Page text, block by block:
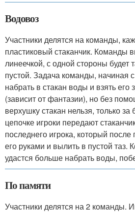
Водовоз
Участники делятся на команды,
пластиковый стаканчик. Команды
линеечкой, с одной стороны будет
пустой. Задача команды, начиная
набрать в стакан воды и взять
(зависит от фантазии), но без
верхушку стакан нельзя, только
цепочке игроки передают
последнего игрока, который
его руками и вылить в пустой таз.
удастся больше набрать воды,
По памяти
Участники делятся на 2 команды.